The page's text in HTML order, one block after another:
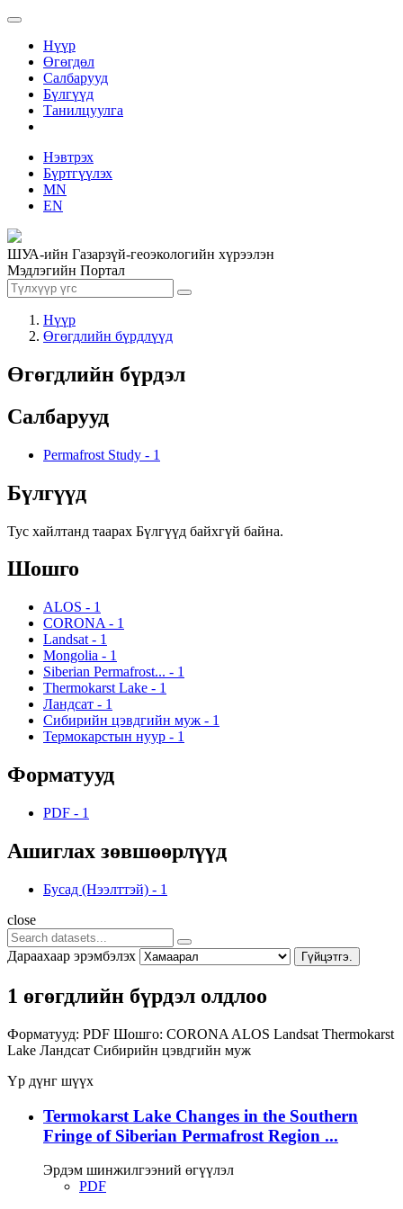
Нүүр
Өгөгдөл
Салбарууд
Бүлгүүд
Танилцуулга
Нэвтрэх
Бүртгүүлэх
MN
EN
ШУА-ийн Газарзүй-геоэкологийн хүрээлэн
Мэдлэгийн Портал
Нүүр
Өгөгдлийн бүрдлүүд
Өгөгдлийн бүрдэл
Салбарууд
Permafrost Study - 1
Бүлгүүд
Тус хайлтанд таарах Бүлгүүд байхгүй байна.
Шошго
ALOS - 1
CORONA - 1
Landsat - 1
Mongolia - 1
Siberian Permafrost... - 1
Thermokarst Lake - 1
Ландсат - 1
Сибирийн цэвдгийн муж - 1
Термокарстын нуур - 1
Форматууд
PDF - 1
Ашиглах зөвшөөрлүүд
Бусад (Нээлттэй) - 1
close
Дараахаар эрэмбэлэх Гүйцэтгэ.
1 өгөгдлийн бүрдэл олдлоо
Форматууд: PDF Шошго: CORONA ALOS Landsat Thermokarst
Lake Ландсат Сибирийн цэвдгийн муж
Үр дүнг шүүх
Termokarst Lake Changes in the Southern
Fringe of Siberian Permafrost Region ...
Эрдэм шинжилгээний өгүүлэл
PDF